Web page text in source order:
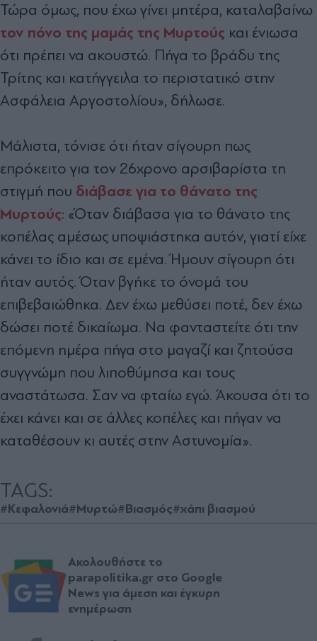
Τώρα όμως, που έχω γίνει μητέρα, καταλαβαίνω
τον πόνο της μαμάς της Μυρτούς και ένιωσα
ότι πρέπει να ακουστώ. Πήγα το βράδυ της
Τρίτης και κατήγγειλα το περιστατικό στην
Ασφάλεια Αργοστολίου», δήλωσε.
Μάλιστα, τόνισε ότι ήταν σίγουρη πως
επρόκειτο για τον 26χρονο αρσιβαρίστα τη
στιγμή που διάβασε για το θάνατο της
Μυρτούς: «Όταν διάβασα για το θάνατο της
κοπέλας αμέσως υποψιάστηκα αυτόν, γιατί είχε
κάνει το ίδιο και σε εμένα. Ήμουν σίγουρη ότι
ήταν αυτός. Όταν βγήκε το όνομά του
επιβεβαιώθηκα. Δεν έχω μεθύσει ποτέ, δεν έχω
δώσει ποτέ δικαίωμα. Να φανταστείτε ότι την
επόμενη ημέρα πήγα στο μαγαζί και ζητούσα
συγγνώμη που λιποθύμησα και τους
αναστάτωσα. Σαν να φταίω εγώ. Άκουσα ότι το
έχει κάνει και σε άλλες κοπέλες και πήγαν να
καταθέσουν κι αυτές στην Αστυνομία».
TAGS:
#Κεφαλονιά#Μυρτώ#Βιασμός#χάπι βιασμού
Ακολουθήστε το
parapolitika.gr στο Google
News για άμεση και έγκυρη
ενημέρωση